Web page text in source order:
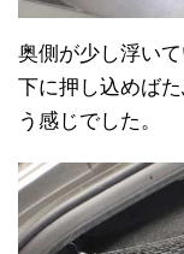
奥側が少し浮い
下に押し込めば
う感じでした。